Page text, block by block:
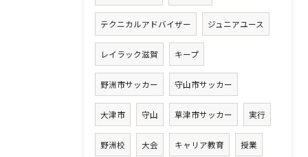
テクニカルアドバイザー ジュニアユース
レイラック滋賀 キープ
野洲市サッカー 守山市サッカー
大津市 守山 草津市サッカー 実行
野洲校 大会 キャリア教育 授業